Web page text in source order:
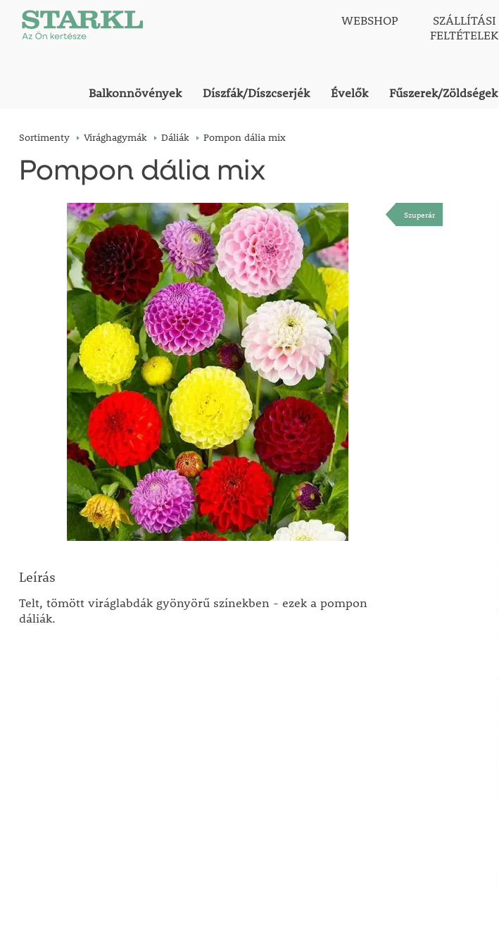
WEBSHOP
SZÁLLÍTÁSI
FELTÉTELEK
Balkonnövények Díszfák/Díszcserjék Évelők Fűszerek/Zöldségek
Sortimenty Virághagymák Dáliák Pompon dália mix
Pompon dália mix
Szuperár
Leírás
Telt, tömött viráglabdák gyönyörű színekben - ezek a pompon
dáliák.